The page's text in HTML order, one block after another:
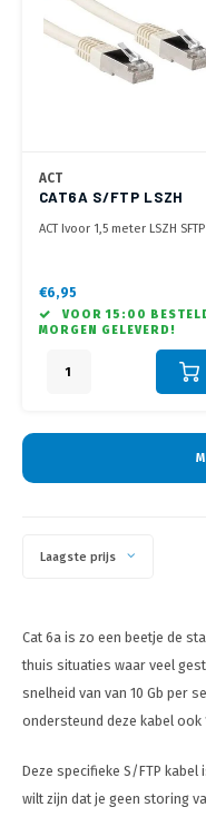
ACT
CAT6A S/FTP LSZH
ACT Ivoor 1,5 meter LSZH SFTP
€6,95
VOOR 15:00
MORGEN GELEVERD!
Laagste prijs
Cat 6a is zo een beetje de
thuis situaties waar veel
snelheid van van 10 Gb per
ondersteund deze kabel ook
Deze specifieke S/FTP
wilt zijn dat je geen storing